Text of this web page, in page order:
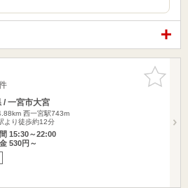
お気に入
りに追加
/ 一宮市大宮
西一宮駅743m
より徒歩約12分
15:30～22:00
530円～